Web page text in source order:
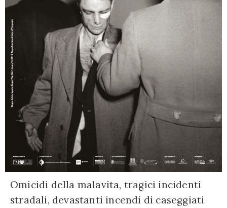
Omicidi della malavita, tragici incidenti
stradali, devastanti incendi di caseggiati